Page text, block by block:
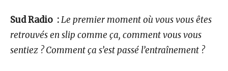
Sud Radio :Le premier moment où vous vous êtes
retrouvés en slip comme ça, comment vous vous
sentiez ? Comment ça s’est passé l’entraînement ?